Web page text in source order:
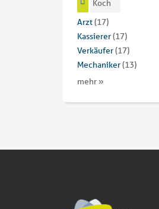
Koch
Arzt(17)
Kassierer(17)
Verkäufer(17)
Mechaniker(13)
mehr »